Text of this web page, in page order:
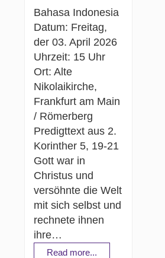
Bahasa Indonesia
Datum: Freitag,
der 03. April 2026
Uhrzeit: 15 Uhr
Ort: Alte
Nikolaikirche,
Frankfurt am Main
/ Römerberg
Predigttext aus 2.
Korinther 5, 19-21
Gott war in
Christus und
versöhnte die Welt
mit sich selbst und
rechnete ihnen
ihre…
Read more...